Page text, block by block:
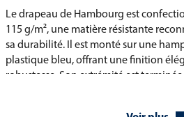
Le drapeau de Hambourg est
115 g/m², une matière résistante
sa durabilité. Il est monté sur une
plastique bleu, offrant une finition
robustesse. Son extrémité est